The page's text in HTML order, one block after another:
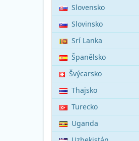
Slovensko
Slovinsko
Srí Lanka
Španělsko
Švýcarsko
Thajsko
Turecko
Uganda